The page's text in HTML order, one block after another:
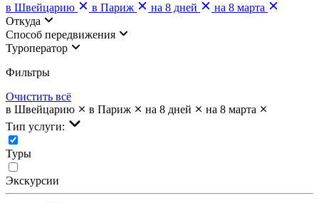
в Швейцарию
в Париж на 8 дней
на 8 марта
Откуда
Cпособ передвижения
Туроператор
Фильтры
Очистить всё
в Швейцарию
в Париж на 8 дней
на 8 марта
Тип услуги:
Туры
Экскурсии